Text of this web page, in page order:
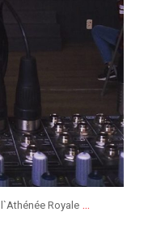
Royale ...